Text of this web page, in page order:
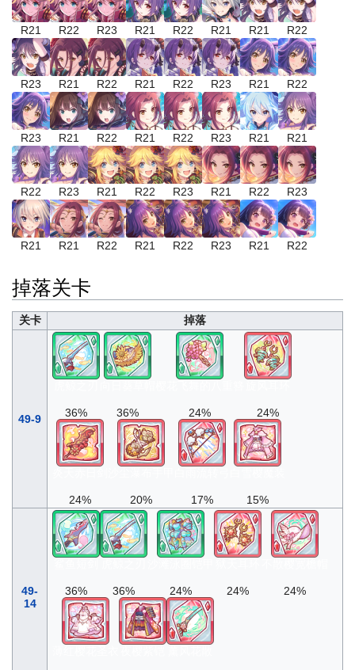
R21 R22 R23 R21 R22 R21 R21 R22
R23 R21 R22 R21 R22 R23 R21 R22
R23 R21 R22 R21 R22 R23 R21 R21
R22 R23 R21 R22 R23 R21 R22 R23
R21 R21 R22 R21 R22 R23 R21 R22
掉落关卡
关卡 掉落
49-9 36% 36% 24% 24%
24% 20% 17% 15%
49-
14
36% 36% 24% 24% 24%